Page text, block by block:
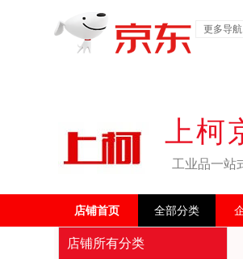
更多导航
上柯
工业品一站
店铺首页 全部分类
店铺所有分类